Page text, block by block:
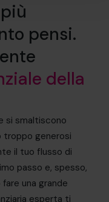
pensi.
della
si smaltiscono
troppo generosi
il tuo flusso di
passo e, spesso,
una grande
esperta ti